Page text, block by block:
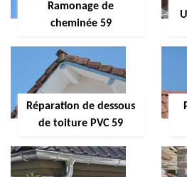
Ramonage de
cheminée 59
Réparation de dessous
de toiture PVC 59